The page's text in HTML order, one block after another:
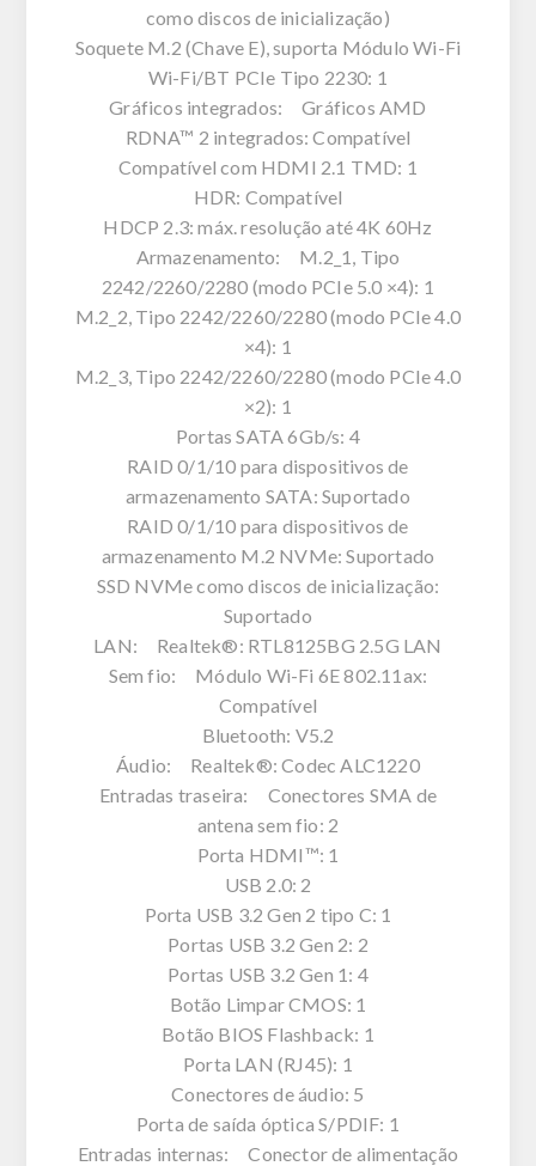
como discos de inicialização)
Soquete M.2 (Chave E), suporta Módulo Wi-Fi
Wi-Fi/BT PCIe Tipo 2230: 1
Gráficos integrados: Gráficos AMD
RDNA™ 2 integrados: Compatível
Compatível com HDMI 2.1 TMD: 1
HDR: Compatível
HDCP 2.3: máx. resolução até 4K 60Hz
Armazenamento: M.2_1, Tipo
2242/2260/2280 (modo PCIe 5.0 ×4): 1
M.2_2, Tipo 2242/2260/2280 (modo PCIe 4.0
×4): 1
M.2_3, Tipo 2242/2260/2280 (modo PCIe 4.0
×2): 1
Portas SATA 6Gb/s: 4
RAID 0/1/10 para dispositivos de
armazenamento SATA: Suportado
RAID 0/1/10 para dispositivos de
armazenamento M.2 NVMe: Suportado
SSD NVMe como discos de inicialização:
Suportado
LAN: Realtek®: RTL8125BG 2.5G LAN
Sem fio: Módulo Wi-Fi 6E 802.11ax:
Compatível
Bluetooth: V5.2
Áudio: Realtek®: Codec ALC1220
Entradas traseira: Conectores SMA de
antena sem fio: 2
Porta HDMI™: 1
USB 2.0: 2
Porta USB 3.2 Gen 2 tipo C: 1
Portas USB 3.2 Gen 2: 2
Portas USB 3.2 Gen 1: 4
Botão Limpar CMOS: 1
Botão BIOS Flashback: 1
Porta LAN (RJ45): 1
Conectores de áudio: 5
Porta de saída óptica S/PDIF: 1
Entradas internas: Conector de alimentação